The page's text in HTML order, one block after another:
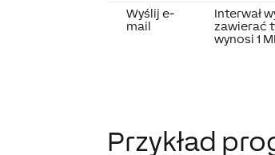
Wyślij e-
mail
Interwał
zawierać
wynosi 1
Przykład